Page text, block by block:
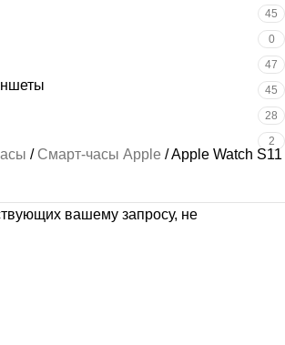
45
0
47
45
28
2
Смарт-часы Apple
Apple Watch S11
вашему запросу, не